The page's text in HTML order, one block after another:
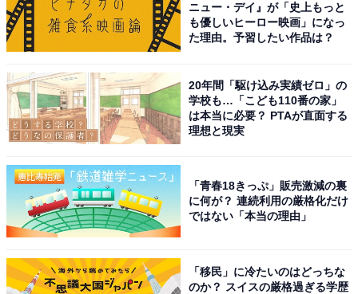
ニュー・デイ』が「史上もっと
も優しいヒーロー映画」になっ
た理由。予習したい作品は？
20年間「駆け込み実績ゼロ」の
学校も…「こども110番の家」
は本当に必要？ PTAが直面する
理想と現実
「青春18きっぷ」販売激減の裏
に何が？ 連続利用の厳格化だけ
ではない「本当の理由」
「移民」に冷たいのはどっちな
のか？ スイスの厳格過ぎる学歴